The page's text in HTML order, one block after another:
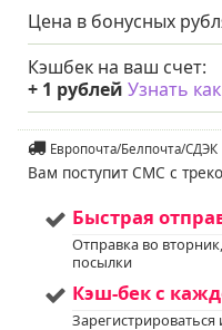
Освещенность:
Цвет хвои/листа:
Услуга:
Цена в бонусных
Кэшбек на ваш счет:
+ 1 рублей Узнать как
Европочта/Белпочта/СДЭК
Вам поступит СМС с
Быстрая
Отправка во
посылки
Кэш-бек с